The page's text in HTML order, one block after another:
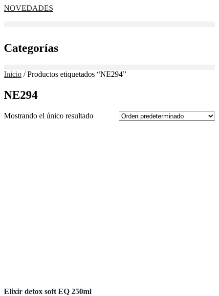
Ir
NOVEDADES
Categorías
Inicio / Productos etiquetados “NE294”
NE294
Mostrando el único resultado
Elixir detox soft EQ 250ml